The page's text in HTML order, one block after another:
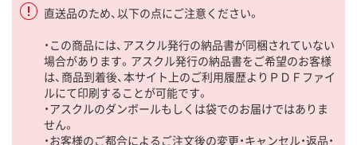
直送品のため、以下の点にご注意ください。
・この商品には、アスクル発行の納品書が同梱されていない
場合があります。アスクル発行の納品書をご希望のお客様
は、商品到着後、本サイト上のご利用履歴よりＰＤＦファイ
ルにて印刷することが可能です。
・アスクルのダンボールもしくは袋でのお届けではありま
せん。
・お客様のご都合によるご注文後の変更・キャンセル・返品・